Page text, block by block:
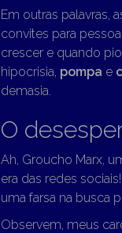
Em outras palavras,
convites para
crescer e quando
hipocrisia, pompa e
demasia.
O
Ah, Groucho Marx,
era das redes sociais!
uma farsa na busca
Observem, meus